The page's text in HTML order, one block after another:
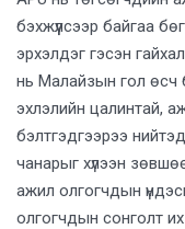
бэхжүүлсээр байгаа
эрхэлдэг гэсэн
нь Малайзын гол өсч
эхлэлийн цалинтай,
бэлтгэдгээрээ
чанарыг хүлээн
ажил олгогчдын
олгогчдын сонголт